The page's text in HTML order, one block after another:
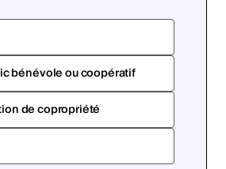
bénévole ou coopératif
de copropriété